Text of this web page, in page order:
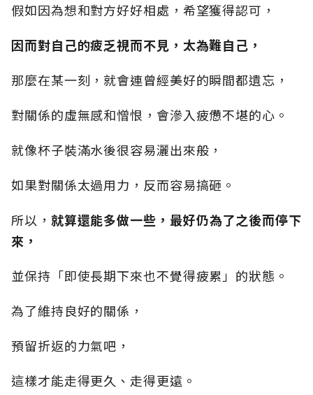
假如因為想和對方好好相處，希望獲得認可，
因而對自己的疲乏視而不見，太為難自己，
那麼在某一刻，就會連曾經美好的瞬間都遺忘，
對關係的虛無感和憎恨，會滲入疲憊不堪的心。
就像杯子裝滿水後很容易灑出來般，
如果對關係太過用力，反而容易搞砸。
所以， 就算還能多做一些，最好仍為了之後而停下
來，
並保持「即使長期下來也不覺得疲累」的狀態。
為了維持良好的關係，
預留折返的力氣吧，
這樣才能走得更久、走得更遠。